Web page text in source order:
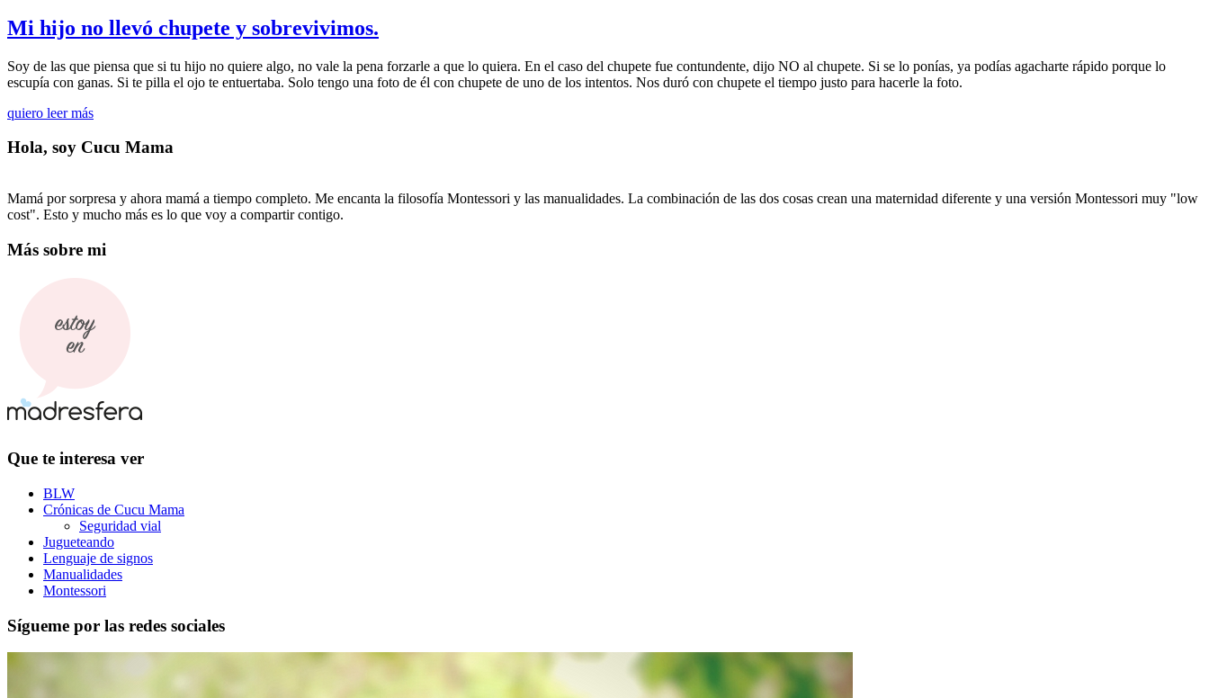
Mi hijo no llevó chupete y sobrevivimos.
Soy de las que piensa que si tu hijo no quiere algo, no vale la pena forzarle a que lo quiera. En el caso del chupete fue contundente, dijo NO al chupete. Si se lo ponías, ya podías agacharte rápido porque lo
escupía con ganas. Si te pilla el ojo te entuertaba. Solo tengo una foto de él con chupete de uno de los intentos. Nos duró con chupete el tiempo justo para hacerle la foto.
quiero leer más
Hola, soy Cucu Mama
Mamá por sorpresa y ahora mamá a tiempo completo. Me encanta la filosofía Montessori y las manualidades. La combinación de las dos cosas crean una maternidad diferente y una versión Montessori muy "low
cost". Esto y mucho más es lo que voy a compartir contigo.
Más sobre mi
Que te interesa ver
BLW
Crónicas de Cucu Mama
Seguridad vial
Jugueteando
Lenguaje de signos
Manualidades
Montessori
Sígueme por las redes sociales